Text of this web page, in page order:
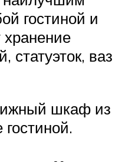
гостиной и
хранение
ваз
шкаф из